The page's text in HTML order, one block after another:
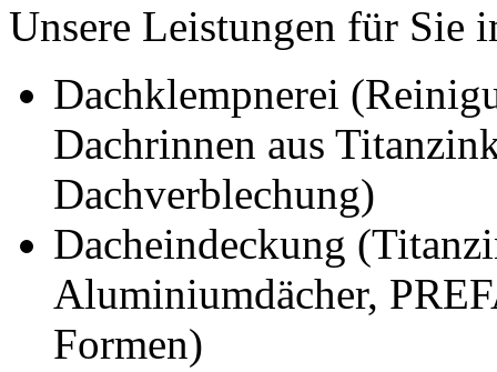
Unsere Leistungen für Sie
Dachklempnerei
Dachrinnen aus
Dachverblechung)
Dacheindeckung
Aluminiumdächer,
Formen)